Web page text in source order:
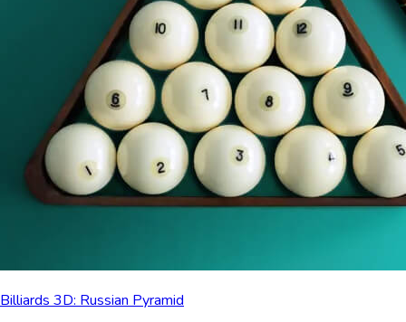
Billiards 3D: Russian Pyramid